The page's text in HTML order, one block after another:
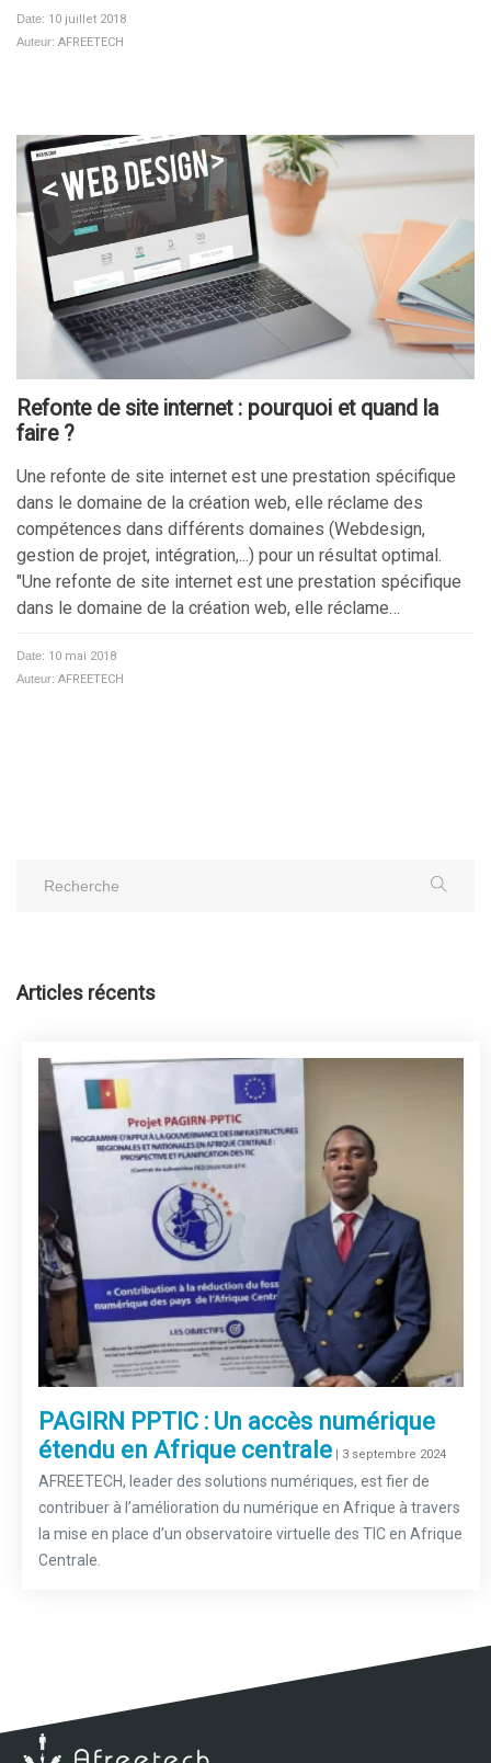
Date: 10 juillet 2018
Auteur: AFREETECH
Refonte de site internet : pourquoi et quand la
faire ?
Une refonte de site internet est une prestation spécifique
dans le domaine de la création web, elle réclame des
compétences dans différents domaines (Webdesign,
gestion de projet, intégration,...) pour un résultat optimal.
"Une refonte de site internet est une prestation spécifique
dans le domaine de la création web, elle réclame…
Date: 10 mai 2018
Auteur: AFREETECH
Articles récents
PAGIRN PPTIC : Un accès numérique
étendu en Afrique centrale | 3 septembre 2024
AFREETECH, leader des solutions numériques, est fier de
contribuer à l’amélioration du numérique en Afrique à travers
la mise en place d’un observatoire virtuelle des TIC en Afrique
Centrale.